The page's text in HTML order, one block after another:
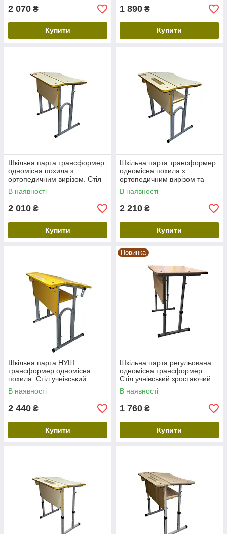
2 070 ₴
Купити
1 890 ₴
Купити
Шкільна парта трансформер
одномісна похила з
ортопедичним вирізом. Стіл
учнівський зростаючий.
В наявності
2 010 ₴
Купити
Шкільна парта трансформер
одномісна похила з
ортопедичним вирізом та
поличкою. Стіл учнівський
зростаючий.
В наявності
2 210 ₴
Купити
Шкільна парта НУШ
трансформер одномісна
похила. Стіл учнівський
зростаючий. Меблі для школи
регульовані
В наявності
2 440 ₴
Купити
Новинка
Шкільна парта регульована
одномісна трансформер.
Стіл учнівський зростаючий.
Меблі для школи
В наявності
1 760 ₴
Купити